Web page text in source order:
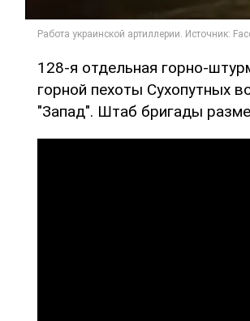
128-я отдельная горно-
горной пехоты Сухопутных
"Запад". Штаб бригады